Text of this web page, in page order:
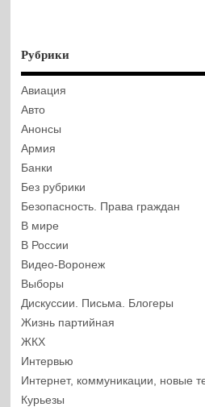
Рубрики
Авиация
Авто
Анонсы
Армия
Банки
Без рубрики
Безопасность. Права граждан
В мире
В России
Видео-Воронеж
Выборы
Дискуссии. Письма. Блогеры
Жизнь партийная
ЖКХ
Интервью
Интернет, коммуникации, новые
Курьезы